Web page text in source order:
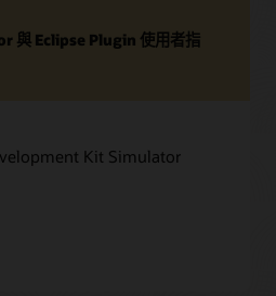
與 Eclipse Plugin 使用者指
Kit Simulator